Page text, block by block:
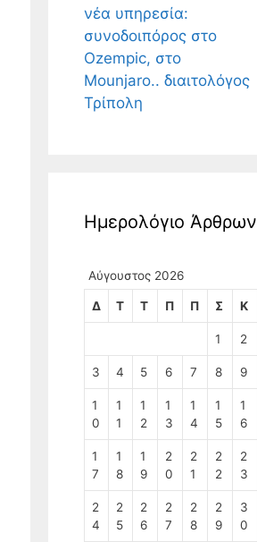
νέα υπηρεσία:
συνοδοιπόρος στο
Ozempic, στο
Mounjaro.. διαιτολόγος
Τρίπολη
Ημερολόγιο Άρθρων
Αύγουστος 2026
Δ Τ Τ Π Π Σ Κ
1 2
3 4 5 6 7 8 9
1
0
1
1
1
2
1
3
1
4
1
5
1
6
1
7
1
8
1
9
2
0
2
1
2
2
2
3
2
4
2
5
2
6
2
7
2
8
2
9
3
0